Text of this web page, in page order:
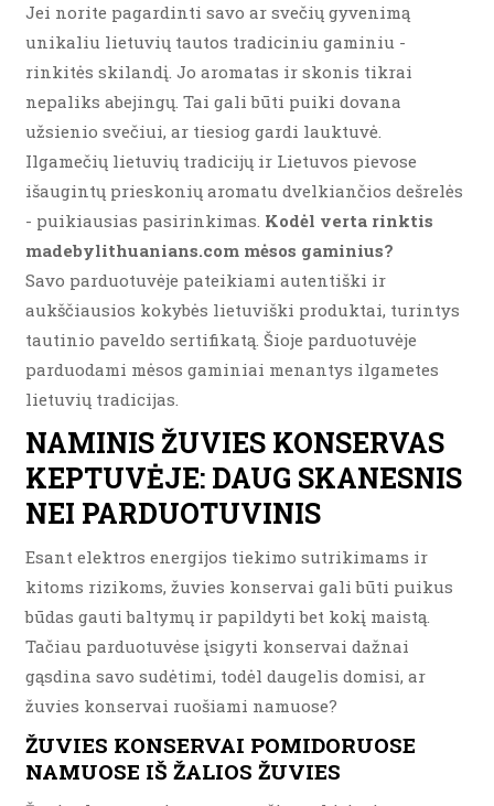
Jei norite pagardinti savo ar svečių gyvenimą
unikaliu lietuvių tautos tradiciniu gaminiu -
rinkitės skilandį. Jo aromatas ir skonis tikrai
nepaliks abejingų. Tai gali būti puiki dovana
užsienio svečiui, ar tiesiog gardi lauktuvė.
Ilgamečių lietuvių tradicijų ir Lietuvos pievose
išaugintų prieskonių aromatu dvelkiančios dešrelės
- puikiausias pasirinkimas. Kodėl verta rinktis
madebylithuanians.com mėsos gaminius?
Savo parduotuvėje pateikiami autentiški ir
aukščiausios kokybės lietuviški produktai, turintys
tautinio paveldo sertifikatą. Šioje parduotuvėje
parduodami mėsos gaminiai menantys ilgametes
lietuvių tradicijas.
NAMINIS ŽUVIES KONSERVAS
KEPTUVĖJE: DAUG SKANESNIS
NEI PARDUOTUVINIS
Esant elektros energijos tiekimo sutrikimams ir
kitoms rizikoms, žuvies konservai gali būti puikus
būdas gauti baltymų ir papildyti bet kokį maistą.
Tačiau parduotuvėse įsigyti konservai dažnai
gąsdina savo sudėtimi, todėl daugelis domisi, ar
žuvies konservai ruošiami namuose?
ŽUVIES KONSERVAI POMIDORUOSE
NAMUOSE IŠ ŽALIOS ŽUVIES